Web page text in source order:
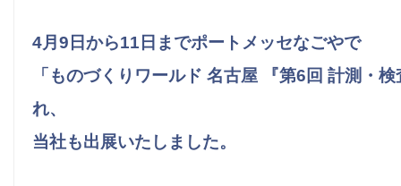
4月9日から11日までポートメッセなごやで
「ものづくりワールド 名古屋 『第6回 計測・
れ、
当社も出展いたしました。